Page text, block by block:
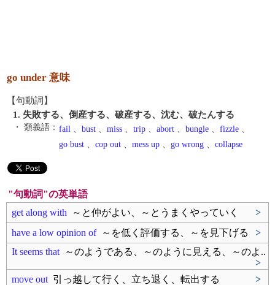
go under 意味
【句動詞】
1. 失敗する、倒産する、破産する、沈む、破たんする
・ 類義語： fail 、 bust 、 miss 、 trip 、 abort 、 bungle 、 fizzle 、
go bust 、 cop out 、 mess up 、 go wrong 、 collapse
"句動詞"の英単語
get along with ～と仲がよい、～とうまくやっていく
>
have a low opinion of～を低く評価する、～を見下げる
>
It seems that ～のようである、～のように見える、～のよ..
>
move out 引っ越して行く、立ち退く、転出する
>